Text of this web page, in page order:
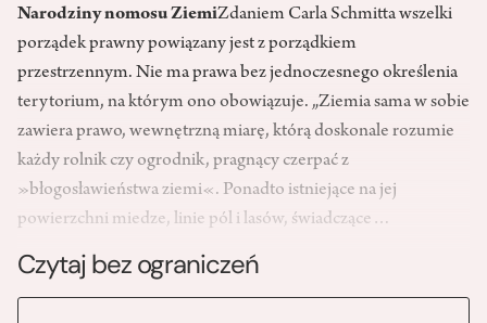
Narodziny nomosu ZiemiZdaniem Carla Schmitta wszelki
porządek prawny powiązany jest z porządkiem
przestrzennym. Nie ma prawa bez jednoczesnego określenia
terytorium, na którym ono obowiązuje. „Ziemia sama w sobie
zawiera prawo, wewnętrzną miarę, którą doskonale rozumie
każdy rolnik czy ogrodnik, pragnący czerpać z
»błogosławieństwa ziemi«. Ponadto istniejące na jej
powierzchni miedze, linie pól i lasów, świadczące…
Czytaj bez ograniczeń